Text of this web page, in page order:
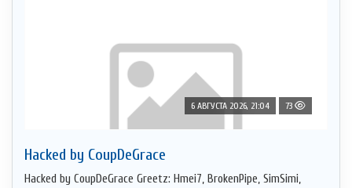
6 АВГУСТА 2026, 21:04 73
Hacked by CoupDeGrace
Hacked by CoupDeGrace Greetz: Hmei7, BrokenPipe, SimSimi,